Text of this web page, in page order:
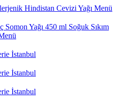
Hindistan Cevizi Yağı Menü
Yağı 450 ml Soğuk Sıkım
İstanbul
İstanbul
İstanbul